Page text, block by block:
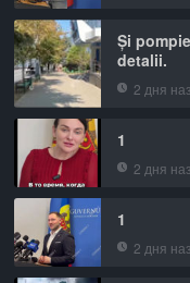
Și
detalii.
2 дня
1
2 дня
1
2 дня